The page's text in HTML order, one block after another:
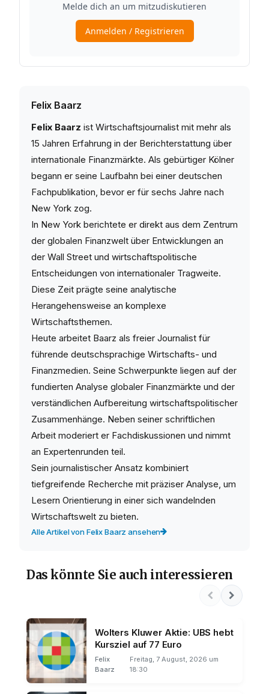
Felix Baarz
Felix Baarz ist Wirtschaftsjournalist mit mehr als
15 Jahren Erfahrung in der Berichterstattung über
internationale Finanzmärkte. Als gebürtiger Kölner
begann er seine Laufbahn bei einer deutschen
Fachpublikation, bevor er für sechs Jahre nach
New York zog.
In New York berichtete er direkt aus dem Zentrum
der globalen Finanzwelt über Entwicklungen an
der Wall Street und wirtschaftspolitische
Entscheidungen von internationaler Tragweite.
Diese Zeit prägte seine analytische
Herangehensweise an komplexe
Wirtschaftsthemen.
Heute arbeitet Baarz als freier Journalist für
führende deutschsprachige Wirtschafts- und
Finanzmedien. Seine Schwerpunkte liegen auf der
fundierten Analyse globaler Finanzmärkte und der
verständlichen Aufbereitung wirtschaftspolitischer
Zusammenhänge. Neben seiner schriftlichen
Arbeit moderiert er Fachdiskussionen und nimmt
an Expertenrunden teil.
Sein journalistischer Ansatz kombiniert
tiefgreifende Recherche mit präziser Analyse, um
Lesern Orientierung in einer sich wandelnden
Wirtschaftswelt zu bieten.
Alle Artikel von Felix Baarz ansehen
Das könnte Sie auch interessieren
Wolters Kluwer Aktie: UBS hebt
Kursziel auf 77 Euro
Felix
Baarz
Freitag, 7 August, 2026 um
18:30